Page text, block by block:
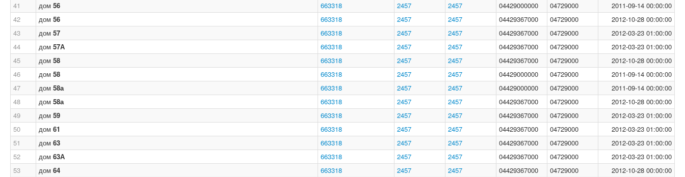
41
дом 56 663318 2457 2457 04429000000 04729000
2011-09-14 00:00:00
42
дом 56 663318 2457 2457 04429367000 04729000
2012-10-28 00:00:00
43
дом 57 663318 2457 2457 04429367000 04729000
2012-03-23 01:00:00
44
дом 57А 663318 2457 2457 04429367000 04729000
2012-03-23 01:00:00
45
дом 58 663318 2457 2457 04429367000 04729000
2012-10-28 00:00:00
46
дом 58 663318 2457 2457 04429000000 04729000
2011-09-14 00:00:00
47
дом 58а 663318 2457 2457 04429000000 04729000
2011-09-14 00:00:00
48
дом 58а 663318 2457 2457 04429367000 04729000
2012-10-28 00:00:00
49
дом 59 663318 2457 2457 04429367000 04729000
2012-03-23 01:00:00
50
дом 61 663318 2457 2457 04429367000 04729000
2012-03-23 01:00:00
51
дом 63 663318 2457 2457 04429367000 04729000
2012-03-23 01:00:00
52
дом 63А 663318 2457 2457 04429367000 04729000
2012-03-23 01:00:00
53
дом 64 663318 2457 2457 04429367000 04729000
2012-10-28 00:00:00